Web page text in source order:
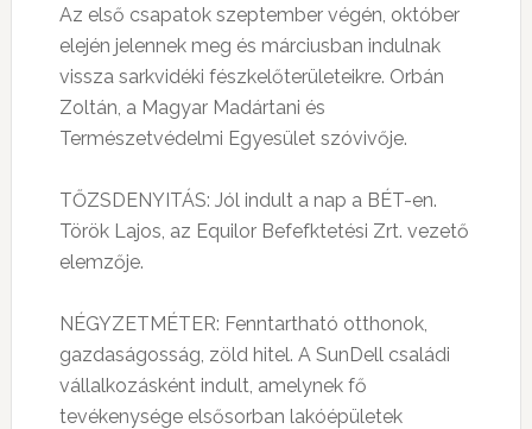
Az első csapatok szeptember végén, október
elején jelennek meg és márciusban indulnak
vissza sarkvidéki fészkelőterületeikre. Orbán
Zoltán, a Magyar Madártani és
Természetvédelmi Egyesület szóvivője.
TŐZSDENYITÁS: Jól indult a nap a BÉT-en.
Török Lajos, az Equilor Befefktetési Zrt. vezető
elemzője.
NÉGYZETMÉTER: Fenntartható otthonok,
gazdaságosság, zöld hitel. A SunDell családi
vállalkozásként indult, amelynek fő
tevékenysége elsősorban lakóépületek